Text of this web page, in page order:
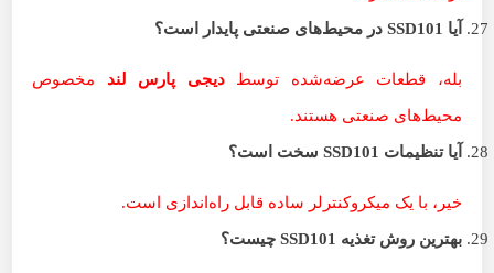
آیا در محیط‌های صنعتی پایدار است؟
بله، قطعات عرضه‌شده توسطدیجی پارس لند مخصوص
محیط‌های صنعتی هستند.
آیا تنظیمات سخت است؟
خیر، با یک میکروکنترلر ساده قابل راه‌اندازی است.
بهترین روش تغذیه چیست؟